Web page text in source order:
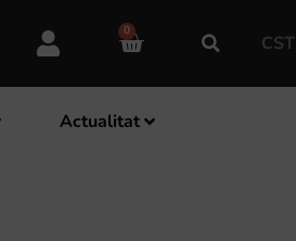
0
CST
Actualitat